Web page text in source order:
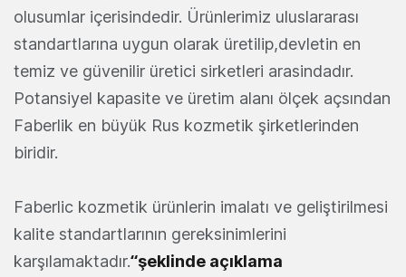
olusumlar içerisindedir. Ürünlerimiz uluslararası
standartlarına uygun olarak üretilip,devletin en
temiz ve güvenilir üretici sirketleri arasindadır.
Potansiyel kapasite ve üretim alanı ölçek açsından
Faberlik en büyük Rus kozmetik şirketlerinden
biridir.
Faberlic kozmetik ürünlerin imalatı ve geliştirilmesi
kalite standartlarının gereksinimlerini
karşılamaktadır.“şeklinde açıklama